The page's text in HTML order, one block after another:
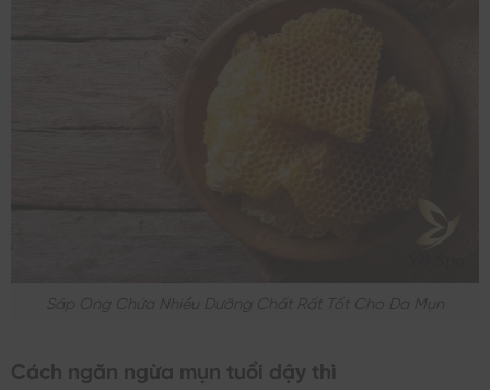
Sáp Ong Chứa Nhiều Dưỡng Chất Rất Tốt Cho Da Mụn
Cách ngăn ngừa mụn tuổi dậy thì